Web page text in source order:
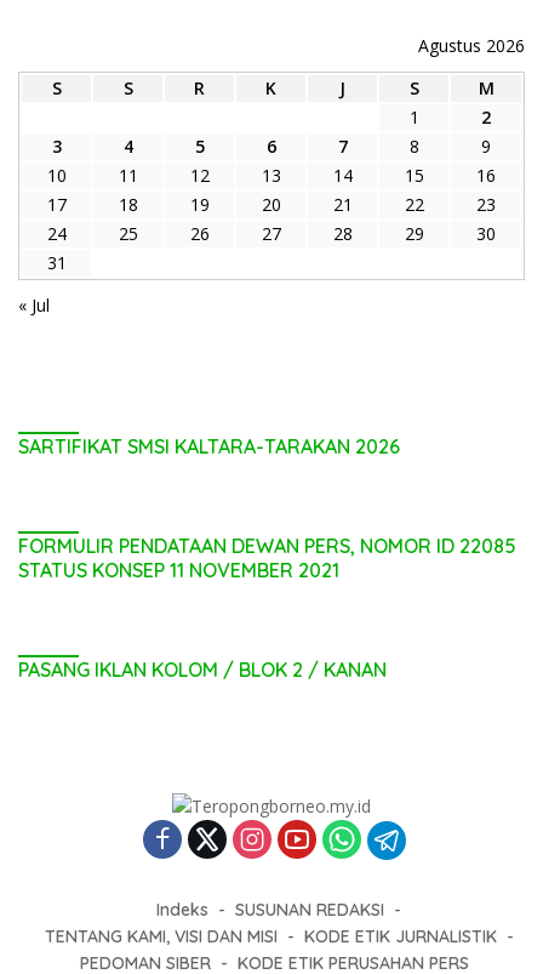
Agustus 2026
S
S R K J S
M
1
2
3
4 5 6 7 8
9
10
11 12 13 14 15
16
17
18 19 20 21 22
23
24
25 26 27 28 29
30
31
« Jul
SARTIFIKAT SMSI KALTARA-TARAKAN 2026
FORMULIR PENDATAAN DEWAN PERS, NOMOR ID 22085
STATUS KONSEP 11 NOVEMBER 2021
PASANG IKLAN KOLOM / BLOK 2 / KANAN
Indeks
SUSUNAN REDAKSI
TENTANG KAMI, VISI DAN MISI
KODE ETIK JURNALISTIK
PEDOMAN SIBER
KODE ETIK PERUSAHAN PERS